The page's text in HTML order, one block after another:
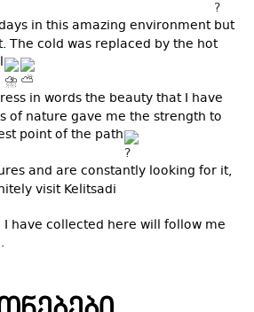
in this amazing environment but
The cold was replaced by the hot
in words the beauty that I have
of nature gave me the strength to
point of the path
and are constantly looking for it,
visit Kelitsadi
have collected here will follow me